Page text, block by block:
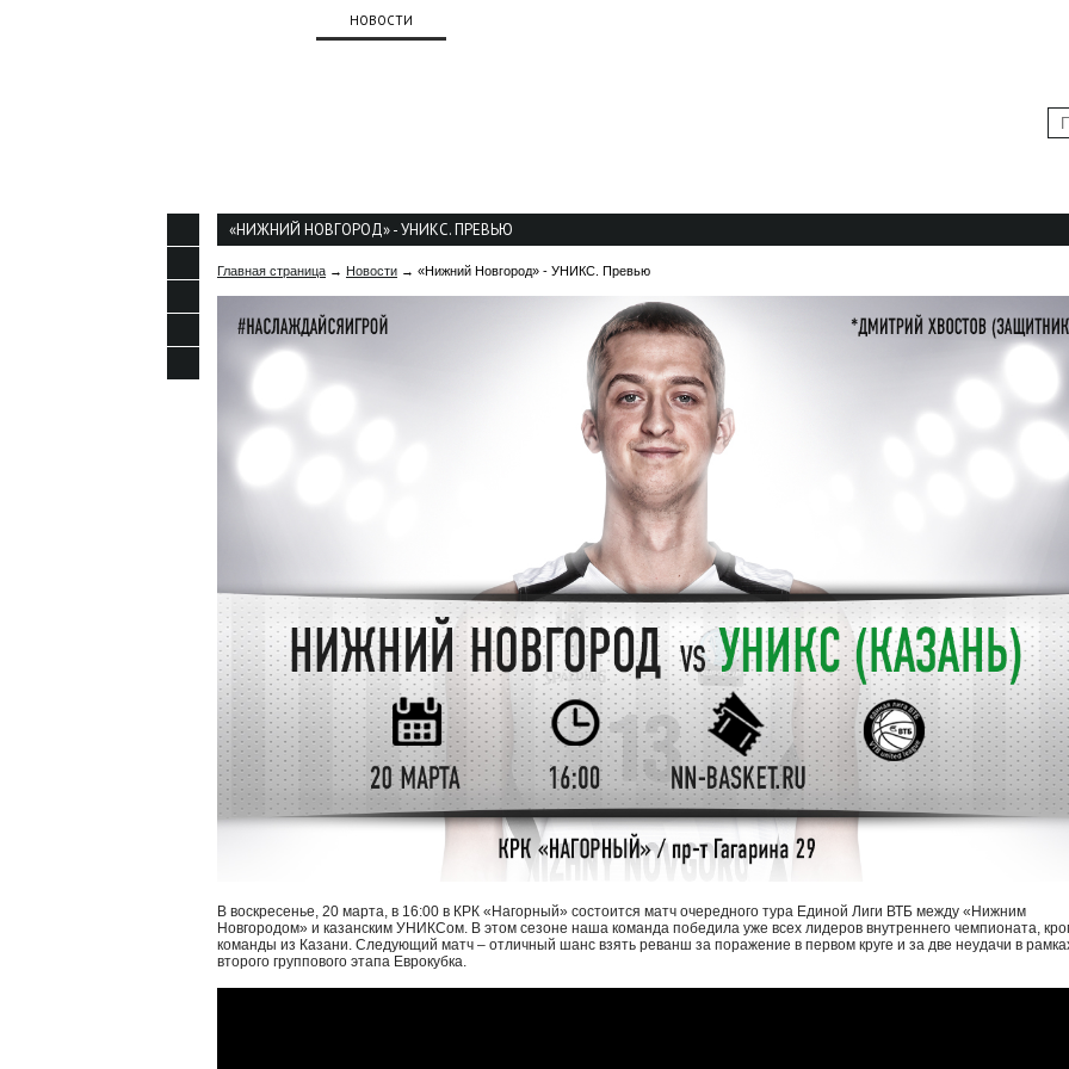
НОВОСТИ
«НИЖНИЙ НОВГОРОД» - УНИКС. ПРЕВЬЮ
Главная страница → Новости → «Нижний Новгород» - УНИКС. Превью
В воскресенье, 20 марта, в 16:00 в КРК «Нагорный» состоится матч очередного тура Единой Лиги ВТБ между «Нижним
Новгородом» и казанским УНИКСом. В этом сезоне наша команда победила уже всех лидеров внутреннего чемпионата,
команды из Казани. Следующий матч – отличный шанс взять реванш за поражение в первом круге и за две неудачи в
второго группового этапа Еврокубка.